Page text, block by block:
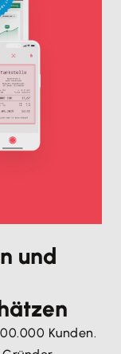
und
Kunden.